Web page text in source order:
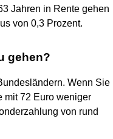
Jahren in Rente gehen
von 0,3 Prozent.
gehen?
Wenn Sie
mit 72 Euro weniger
von rund